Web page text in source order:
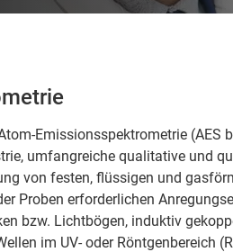
Emissionsspektrometrie (AES
umfangreiche qualitative und
von festen, flüssigen und
Proben erforderlichen
bzw. Lichtbögen, induktiv
im UV- oder Röntgenbereich